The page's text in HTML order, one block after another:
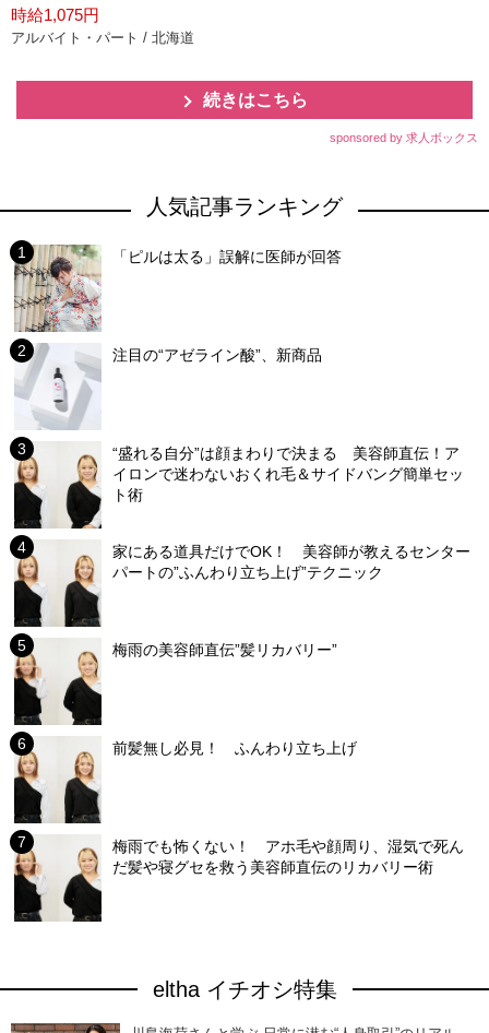
時給1,075円
アルバイト・パート / 北海道
続きはこちら
sponsored by 求人ボックス
人気記事ランキング
「ピルは太る」誤解に医師が回答
注目の“アゼライン酸”、新商品
“盛れる自分”は顔まわりで決まる 美容師直伝！ア
イロンで迷わないおくれ毛＆サイドバング簡単セッ
ト術
家にある道具だけでOK！ 美容師が教えるセンター
パートの”ふんわり立ち上げ”テクニック
梅雨の美容師直伝”髪リカバリー”
前髪無し必見！ ふんわり立ち上げ
梅雨でも怖くない！ アホ毛や顔周り、湿気で死ん
だ髪や寝グセを救う美容師直伝のリカバリー術
eltha イチオシ特集